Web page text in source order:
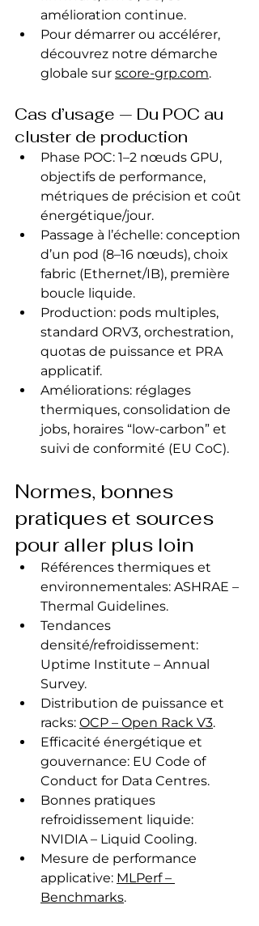
amélioration continue.
Pour démarrer ou accélérer,
découvrez notre démarche
globale sur score-grp.com.
Cas d’usage — Du POC au
cluster de production
Phase POC: 1–2 nœuds GPU,
objectifs de performance,
métriques de précision et coût
énergétique/jour.
Passage à l’échelle: conception
d’un pod (8–16 nœuds), choix
fabric (Ethernet/IB), première
boucle liquide.
Production: pods multiples,
standard ORV3, orchestration,
quotas de puissance et PRA
applicatif.
Améliorations: réglages
thermiques, consolidation de
jobs, horaires “low-carbon” et
suivi de conformité (EU CoC).
Normes, bonnes
pratiques et sources
pour aller plus loin
Références thermiques et
environnementales: ASHRAE –
Thermal Guidelines.
Tendances
densité/refroidissement:
Uptime Institute – Annual
Survey.
Distribution de puissance et
racks: OCP – Open Rack V3.
Efficacité énergétique et
gouvernance: EU Code of
Conduct for Data Centres.
Bonnes pratiques
refroidissement liquide:
NVIDIA – Liquid Cooling.
Mesure de performance
applicative: MLPerf –
Benchmarks.